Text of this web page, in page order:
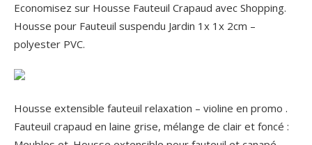
Economisez sur Housse Fauteuil Crapaud avec Shopping.
Housse pour Fauteuil suspendu Jardin 1x 1x 2cm –
polyester PVC.
Housse extensible fauteuil relaxation – violine en promo .
Fauteuil crapaud en laine grise, mélange de clair et foncé :